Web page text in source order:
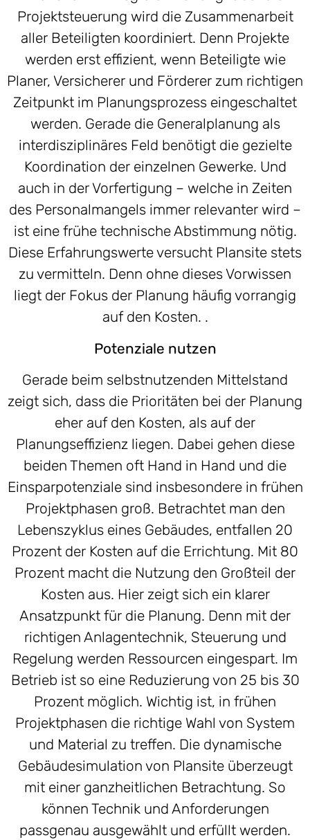
Projektsteuerung wird die Zusammenarbeit
aller Beteiligten koordiniert. Denn Projekte
werden erst effizient, wenn Beteiligte wie
Planer, Versicherer und Förderer zum richtigen
Zeitpunkt im Planungsprozess eingeschaltet
werden. Gerade die Generalplanung als
interdisziplinäres Feld benötigt die gezielte
Koordination der einzelnen Gewerke. Und
auch in der Vorfertigung – welche in Zeiten
des Personalmangels immer relevanter wird –
ist eine frühe technische Abstimmung nötig.
Diese Erfahrungswerte versucht Plansite stets
zu vermitteln. Denn ohne dieses Vorwissen
liegt der Fokus der Planung häufig vorrangig
auf den Kosten. .
Potenziale nutzen
Gerade beim selbstnutzenden Mittelstand
zeigt sich, dass die Prioritäten bei der Planung
eher auf den Kosten, als auf der
Planungseffizienz liegen. Dabei gehen diese
beiden Themen oft Hand in Hand und die
Einsparpotenziale sind insbesondere in frühen
Projektphasen groß. Betrachtet man den
Lebenszyklus eines Gebäudes, entfallen 20
Prozent der Kosten auf die Errichtung. Mit 80
Prozent macht die Nutzung den Großteil der
Kosten aus. Hier zeigt sich ein klarer
Ansatzpunkt für die Planung. Denn mit der
richtigen Anlagentechnik, Steuerung und
Regelung werden Ressourcen eingespart. Im
Betrieb ist so eine Reduzierung von 25 bis 30
Prozent möglich. Wichtig ist, in frühen
Projektphasen die richtige Wahl von System
und Material zu treffen. Die dynamische
Gebäudesimulation von Plansite überzeugt
mit einer ganzheitlichen Betrachtung. So
können Technik und Anforderungen
passgenau ausgewählt und erfüllt werden.